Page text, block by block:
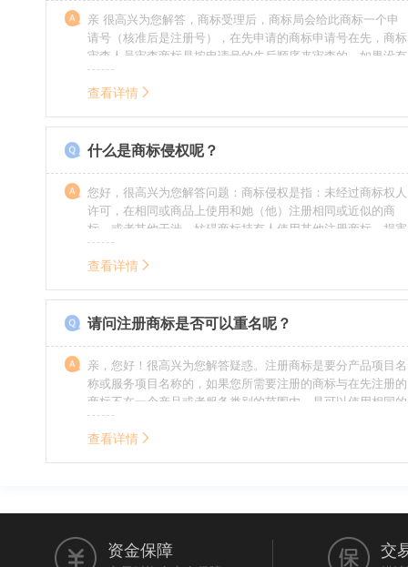
亲 很高兴为您解答，商标受理后，商标局会给此商标一个申
请号（核准后是注册号），在先申请的商标申请号在先，商标
审查人员审查商标是按申请号的先后顺序来审查的，如果没有
特殊情况（受理案件需要，被异议等），不会延迟也不会提
前。
查看详情
什么是商标侵权呢？
您好，很高兴为您解答问题：商标侵权是指：未经过商标权人
许可，在相同或商品上使用和她（他）注册相同或近似的商
标，或者其他干涉、妨碍商标持有人使用其他注册商标，损害
商标持有人合法权益的其他行为。侵权的人通常需要承担侵权
的责任，明知侵权的行为的人要承担赔偿的责任。情节严重
查看详情
请问注册商标是否可以重名呢？
亲，您好！很高兴为您解答疑惑。注册商标是要分产品项目名
称或服务项目名称的，如果您所需要注册的商标与在先注册的
商标不在一个产品或者服务类别的范围内，是可以使用相同的
名称的。希望我的回答能帮到您。
查看详情
资金保障 交